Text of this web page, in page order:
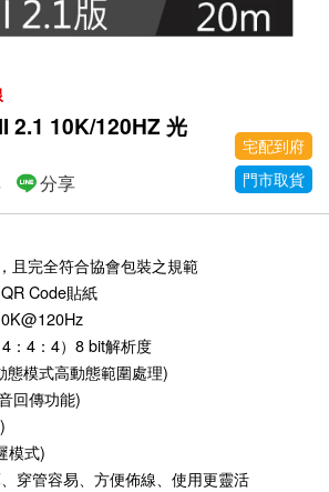
2.1 10K/120HZ 光
宅配到府
門市取貨
分享
且完全符合協會包裝之規範
Code貼紙
：4：4）8 bit解析度
態模式高動態範圍處理)
回傳功能)
模式)
穿管容易、方便佈線、使用更靈活